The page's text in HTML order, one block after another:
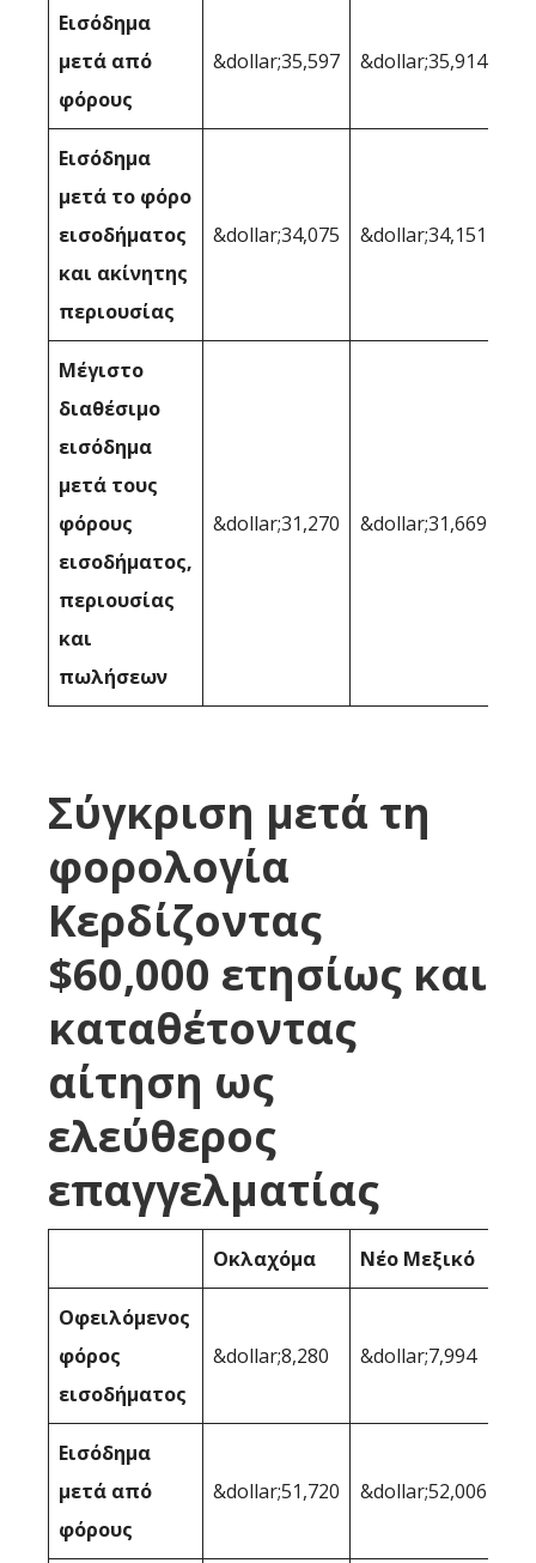
Εισόδημα
μετά από
φόρους
&dollar;35,597 &dollar;35,914
Εισόδημα
μετά το φόρο
εισοδήματος
και ακίνητης
περιουσίας
&dollar;34,075 &dollar;34,151
Μέγιστο
διαθέσιμο
εισόδημα
μετά τους
φόρους
εισοδήματος,
περιουσίας
και
πωλήσεων
&dollar;31,270 &dollar;31,669
Σύγκριση μετά τη
φορολογία
Κερδίζοντας
$60,000 ετησίως και
καταθέτοντας
αίτηση ως
ελεύθερος
επαγγελματίας
Οκλαχόμα Νέο Μεξικό
Οφειλόμενος
φόρος
εισοδήματος
&dollar;8,280 &dollar;7,994
Εισόδημα
μετά από
φόρους
&dollar;51,720 &dollar;52,006